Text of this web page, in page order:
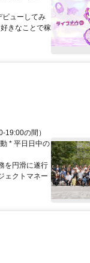
ビューしてみ
きなことで稼
19:00の間）
* 平日日中の
を円滑に遂行
ェクトマネー